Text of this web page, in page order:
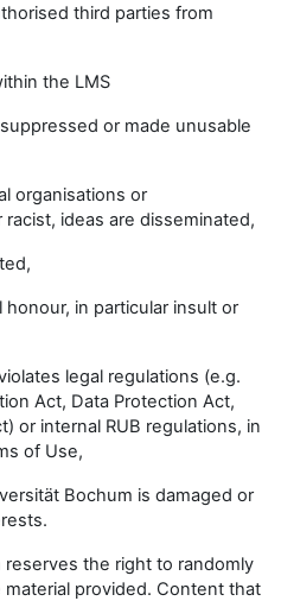
third parties from
the LMS
or made unusable
organisations or
ideas are disseminated,
in particular insult or
legal regulations (e.g.
Act, Data Protection Act,
or internal RUB regulations, in
of Use,
Bochum is damaged or
the right to randomly
provided. Content that